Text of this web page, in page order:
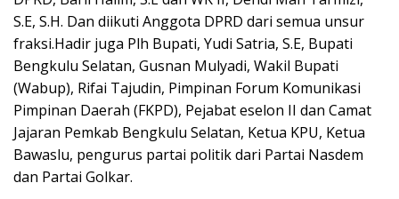
S.E, S.H. Dan diikuti Anggota DPRD dari semua unsur
fraksi.Hadir juga Plh Bupati, Yudi Satria, S.E, Bupati
Bengkulu Selatan, Gusnan Mulyadi, Wakil Bupati
(Wabup), Rifai Tajudin, Pimpinan Forum Komunikasi
Pimpinan Daerah (FKPD), Pejabat eselon II dan Camat
Jajaran Pemkab Bengkulu Selatan, Ketua KPU, Ketua
Bawaslu, pengurus partai politik dari Partai Nasdem
dan Partai Golkar.